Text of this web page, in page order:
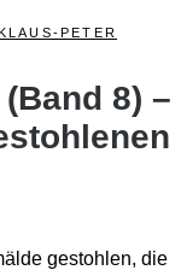
PETER
8) –
gestohlen, die